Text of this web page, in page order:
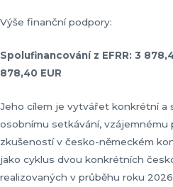
Výše finanční podpory:
Spolufinancování z EFRR: 3
878,40 EUR
Jeho cílem je vytvářet konkrétní a
osobnímu setkávání, vzájemnému
zkušeností v česko-německém
jako cyklus dvou konkrétních
realizovaných v průběhu roku